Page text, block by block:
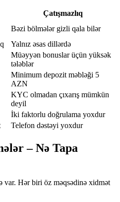
Çatışmazlıq
Bəzi bölmələr gizli qala bilər
Yalnız əsas dillərdə
Müəyyən bonuslar üçün yüksək
tələblər
Minimum depozit məbləği 5
AZN
KYC olmadan çıxarış mümkün
deyil
İki faktorlu doğrulama yoxdur
Telefon dəstəyi yoxdur
– Nə Tapa
var. Hər biri öz məqsədinə xidmət